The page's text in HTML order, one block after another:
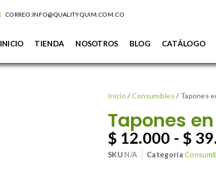
CORREO:INFO@QUALITYQUIM.COM.CO
INICIO TIENDA NOSOTROS BLOG CATÁLOGO
Inicio / Consumibles / Tapones
Tapones
$ 12.000 - $
SKUN/A Categoría